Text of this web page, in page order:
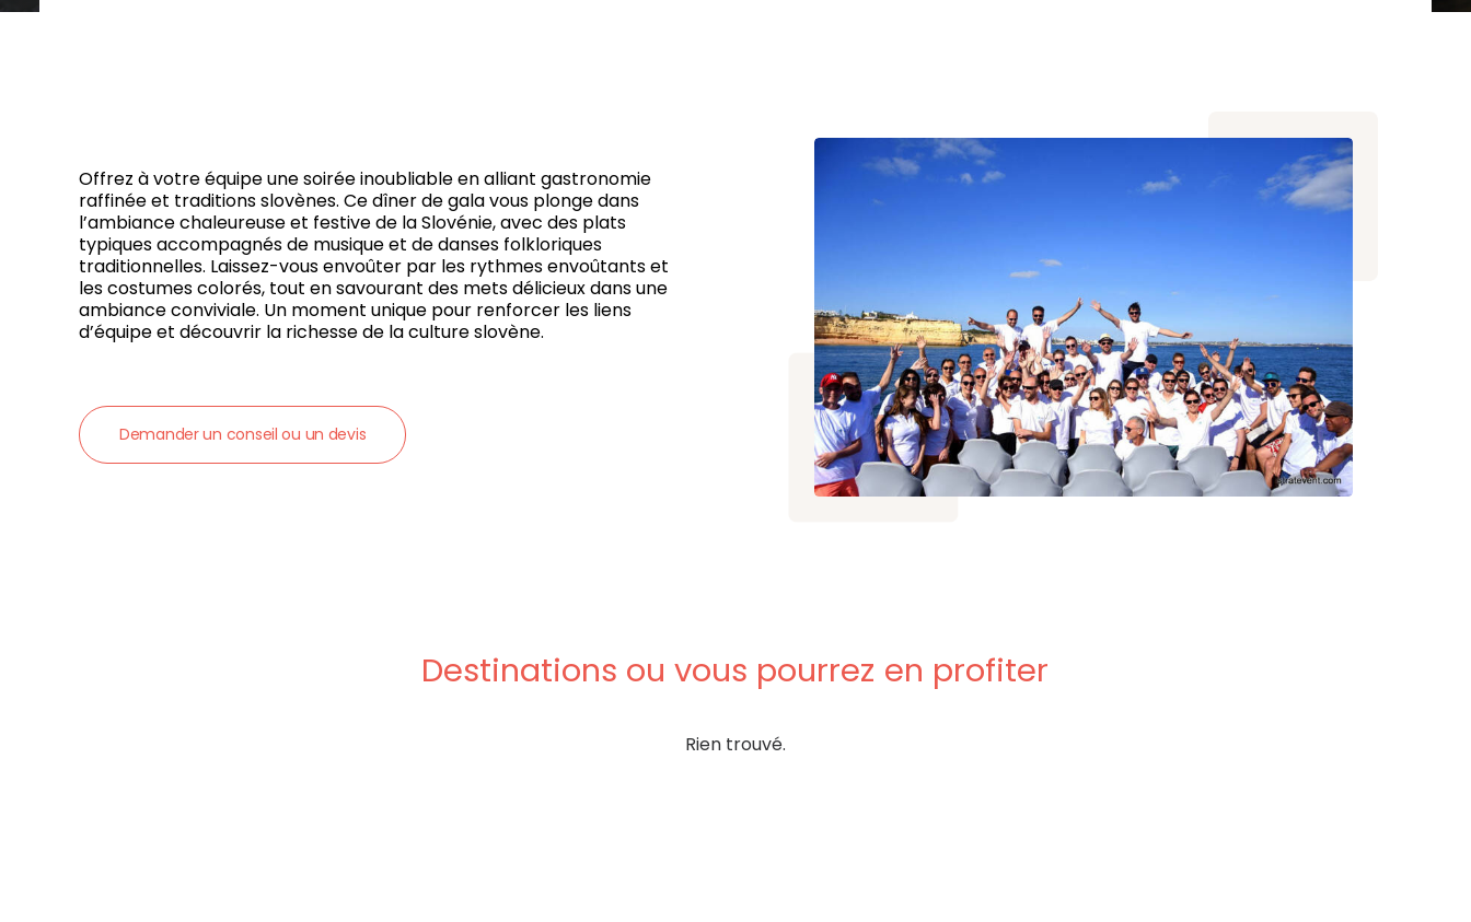
Offrez à votre équipe une soirée inoubliable en alliant gastronomie
raffinée et traditions slovènes. Ce dîner de gala vous plonge dans
l’ambiance chaleureuse et festive de la Slovénie, avec des plats
typiques accompagnés de musique et de danses folkloriques
traditionnelles. Laissez-vous envoûter par les rythmes envoûtants et
les costumes colorés, tout en savourant des mets délicieux dans une
ambiance conviviale. Un moment unique pour renforcer les liens
d’équipe et découvrir la richesse de la culture slovène.
Demander un conseil ou un devis
Destinations ou vous pourrez en profiter
Rien trouvé.